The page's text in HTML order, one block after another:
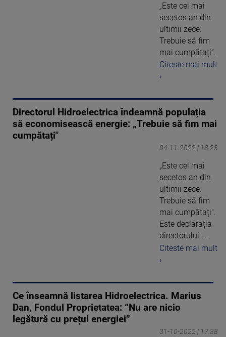
„Este cel mai
secetos an din
ultimii zece.
Trebuie să fim
mai cumpătați”.
Citeste mai mult
›
Directorul Hidroelectrica îndeamnă populația
să economisească energie: „Trebuie să fim mai
cumpătați"
04-11-2022 | 18:23
„Este cel mai
secetos an din
ultimii zece.
Trebuie să fim
mai cumpătați".
Este declarația
directorului ...
Citeste mai mult
›
Ce înseamnă listarea Hidroelectrica. Marius
Dan, Fondul Proprietatea: “Nu are nicio
legătură cu prețul energiei”
31-10-2022 | 17:38